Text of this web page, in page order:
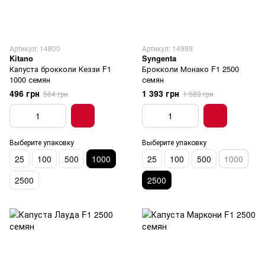
Артикул: 14800
Kitano
Капуста брокколи Кеззи F1
1000 семян
496 грн 564 грн
Выберите упаковку
25 100 500
1000
2500
Артикул: 14989
Syngenta
Брокколи Монако F1 2500
семян
1 393 грн 1 583 грн
Выберите упаковку
25 100 500
1000
2500